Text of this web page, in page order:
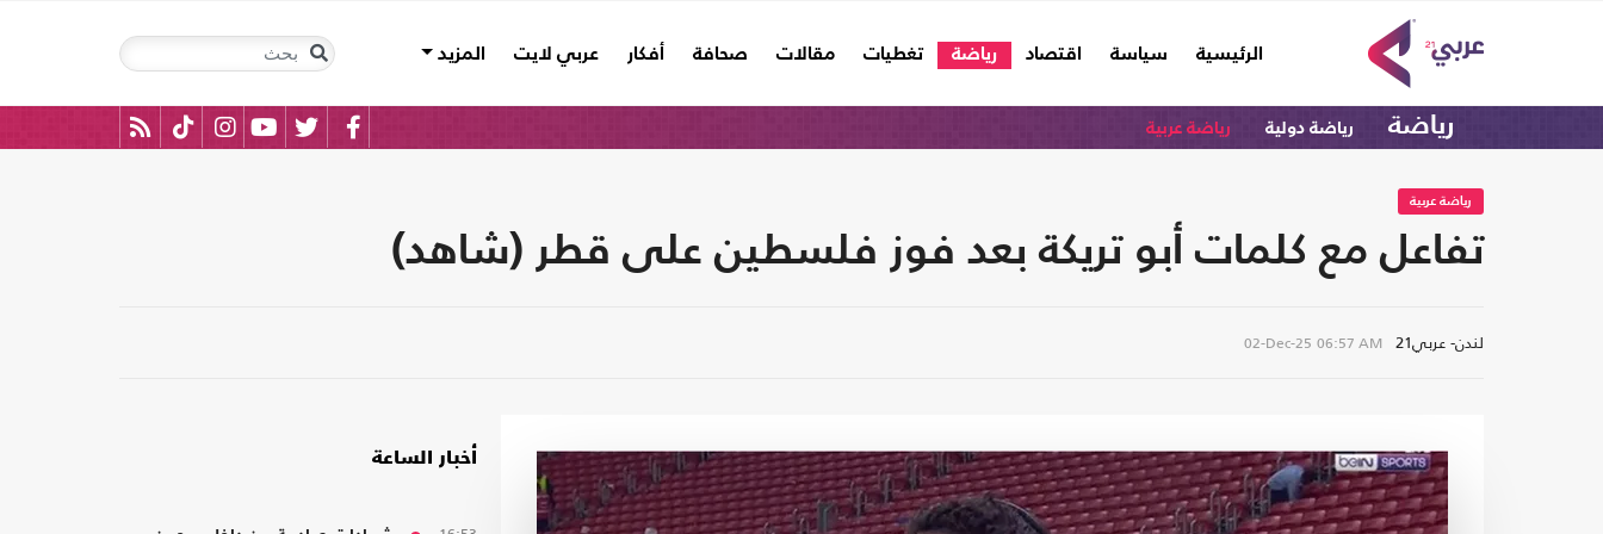
الرئيسية
(current) سياسة اقتصاد رياضة تغطيات مقالات صحافة أفكار عربي لايت المزيد
رياضة رياضة دولية رياضة عربية
رياضة عربية
تفاعل مع كلمات أبو تريكة بعد فوز فلسطين على قطر (شاهد)
لندن- عربي21 02-Dec-25 06:57 AM
أخبار الساعة